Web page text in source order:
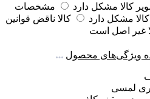
کالا مشکل دارد
مشخصات
مشکل دارد
کالا ناقض قوانین
غیر اصل است
ویژگی‌های محصول
لمسی